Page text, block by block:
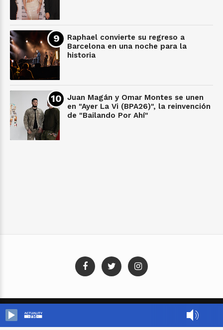
Raphael convierte su regreso a
Barcelona en una noche para la
historia
Juan Magán y Omar Montes se unen
en "Ayer La Vi (BPA26)", la reinvención
de "Bailando Por Ahí"
Templatezy